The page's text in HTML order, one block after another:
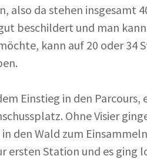
also da stehen insgesamt
beschildert und man kann
kann auf 20 oder 34
Einstieg in den Parcours,
Ohne Visier
den Wald zum
ersten Station und es ging